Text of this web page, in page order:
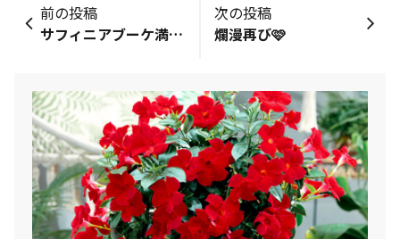
前の投稿
サフィニアブーケ満開🌸
次の投稿
爛漫再び🩷